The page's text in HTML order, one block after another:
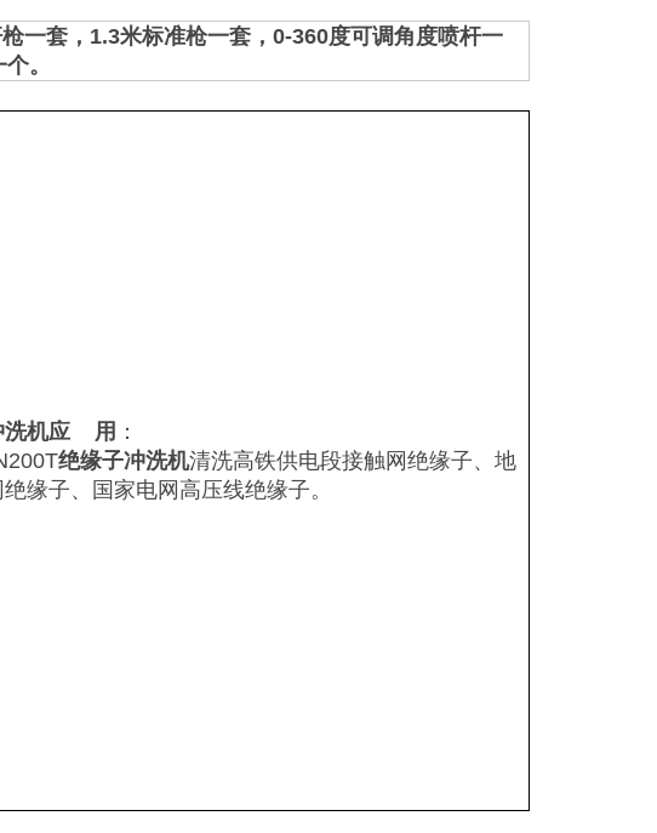
一套，1.3米标准枪一套，0-360度可调角度喷杆一
。
洗机应 用 ：
绝缘子冲洗机清洗高铁供电段接触网绝缘子、地
缘子、国家电网高压线绝缘子。